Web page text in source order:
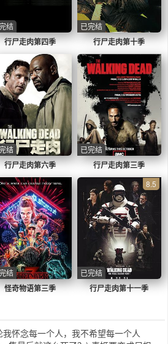
行尸走肉第四季
结
行尸走肉第十季
已完结
行尸走肉第六季
结
行尸走肉第三季
已完结
怪奇物语第三季
结
行尸走肉第十一季
8.5
已完结
怀念每一个人，我不希望每一个人